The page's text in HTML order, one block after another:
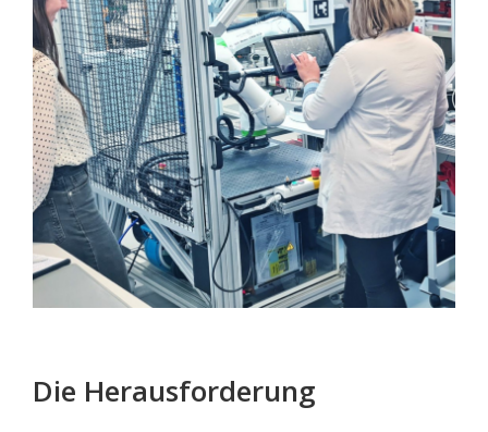
Die Herausforderung